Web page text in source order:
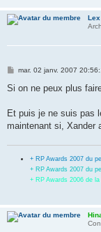
Lex
M
g
e
mar. 02 janv. 2007
Si on ne peux plus
Et puis je ne suis pas
maintenant si, Xander
+ RP Awards 2007 du
+ RP Awards 2007 du
+ RP Awards 2006 de